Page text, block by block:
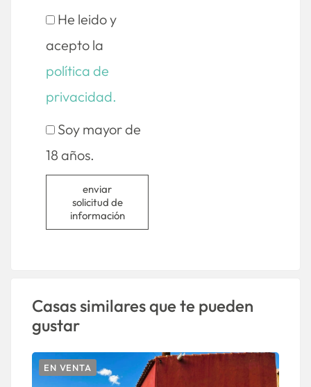
He leido y
acepto la
política de
privacidad.
Soy mayor de
18 años.
enviar
solicitud de
información
Casas similares que te pueden
gustar
EN VENTA